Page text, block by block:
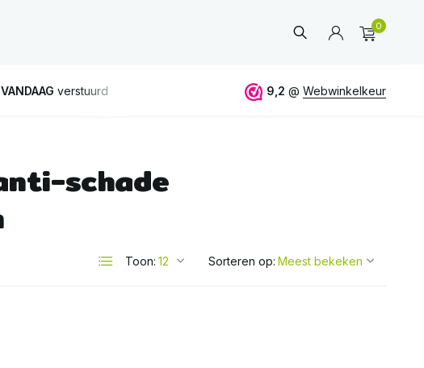
0
VANDAAG verstuurd verzending vanaf 50€ ALTIJDeerlijk
9,2 @ Webwinkelkeur
schade
Toon: Sorteren op: